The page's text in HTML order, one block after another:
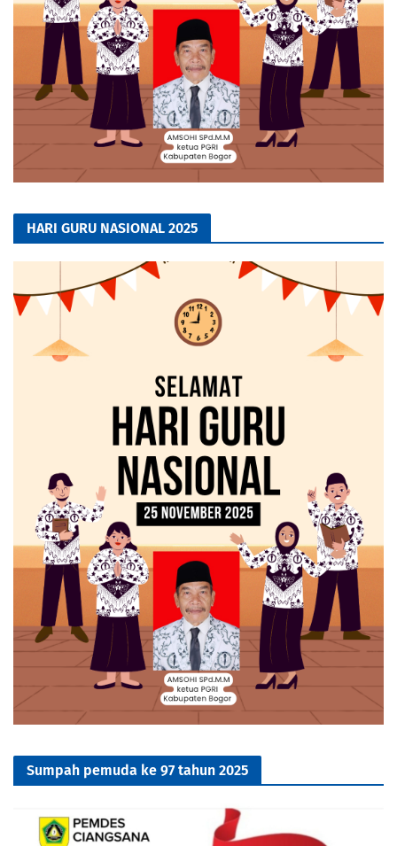
HARI GURU NASIONAL 2025
Sumpah pemuda ke 97 tahun 2025